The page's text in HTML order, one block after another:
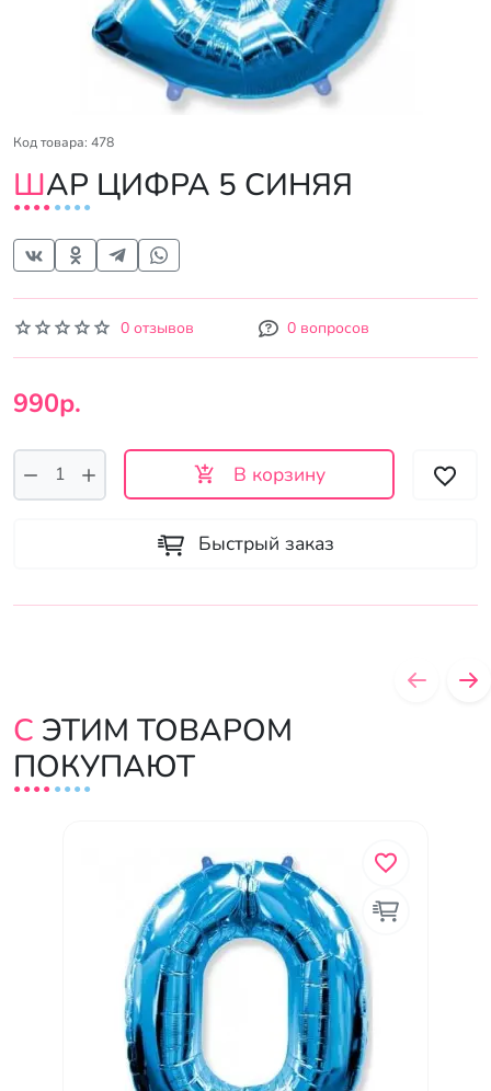
Код товара: 478
ШАР ЦИФРА 5 СИНЯЯ
0 отзывов 0 вопросов
990р.
В корзину
Быстрый заказ
С ЭТИМ ТОВАРОМ
ПОКУПАЮТ